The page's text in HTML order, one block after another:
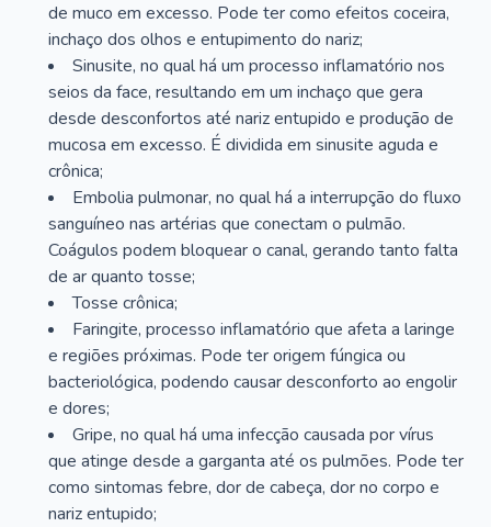
de muco em excesso. Pode ter como efeitos coceira,
inchaço dos olhos e entupimento do nariz;
Sinusite, no qual há um processo inflamatório nos
seios da face, resultando em um inchaço que gera
desde desconfortos até nariz entupido e produção de
mucosa em excesso. É dividida em sinusite aguda e
crônica;
Embolia pulmonar, no qual há a interrupção do fluxo
sanguíneo nas artérias que conectam o pulmão.
Coágulos podem bloquear o canal, gerando tanto falta
de ar quanto tosse;
Tosse crônica;
Faringite, processo inflamatório que afeta a laringe
e regiões próximas. Pode ter origem fúngica ou
bacteriológica, podendo causar desconforto ao engolir
e dores;
Gripe, no qual há uma infecção causada por vírus
que atinge desde a garganta até os pulmões. Pode ter
como sintomas febre, dor de cabeça, dor no corpo e
nariz entupido;